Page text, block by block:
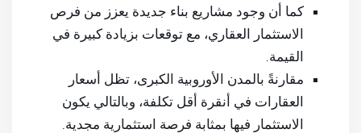
كما أن وجود مشاريع بناء جديدة يعزز من فرص
الاستثمار العقاري، مع توقعات بزيادة كبيرة في
القيمة.
مقارنةً بالمدن الأوروبية الكبرى، تظل أسعار
العقارات في أنقرة أقل تكلفة، وبالتالي يكون
الاستثمار فيها بمثابة فرصة استثمارية مجدية.